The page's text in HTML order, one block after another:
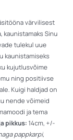
värvilisest
kaunistamaks Sinu
tulekul uue
kaunistamiseks
kujutlusvõime
ning positiivse
Kuigi haldjad on
nende võimeid
ja tema
pikkus: 14cm, +/-
pappkarpi,